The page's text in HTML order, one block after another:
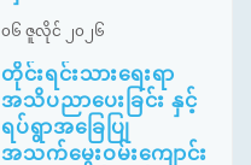
၀၆ ဇူလိုင် ၂၀၂၆
တိုင်းရင်းသားရေးရာ
အသိပညာပေးခြင်း နှင့်
ရပ်ရွာအခြေပြု
အသက်မွေးဝမ်းကျောင်း